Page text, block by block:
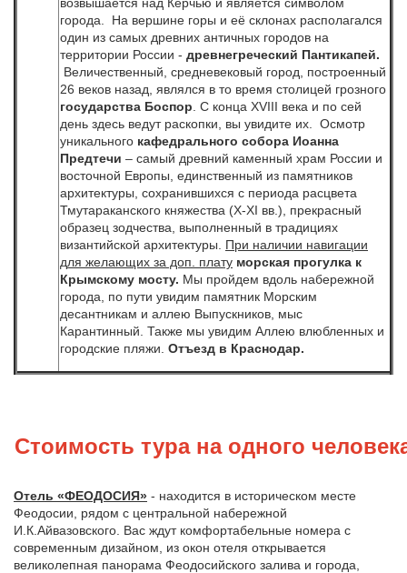
города.
На вершине горы и её склонах располагался
один из самых древних античных городов на
территории России - древнегреческий Пантикапей.
Величественный, средневековый город, построенный
26 веков назад, являлся в то время столицей грозного
государства Боспор . С конца XVIII века и по сей
день здесь ведут раскопки, вы увидите их. Осмотр
уникального кафедрального собора Иоанна
Предтечи – самый древний каменный храм России и
восточной Европы, единственный из памятников
архитектуры, сохранившихся с периода расцвета
Тмутараканского княжества (X-XI вв.), прекрасный
образец зодчества, выполненный в традициях
византийской архитектуры. При наличии навигации
для желающих за доп. плату морская прогулка к
Крымскому мосту. Мы пройдем вдоль набережной
города, по пути увидим памятник Морским
десантникам и аллею Выпускников, мыс
Карантинный. Также мы увидим Аллею влюбленных и
городские пляжи. Отъезд в Краснодар.
Стоимость тура на одного
Отель «ФЕОДОСИЯ» - находится в историческом месте
Феодосии, рядом с центральной набережной
И.К.Айвазовского. Вас ждут комфортабельные номера с
современным дизайном, из окон отеля открывается
великолепная панорама Феодосийского залива и города,